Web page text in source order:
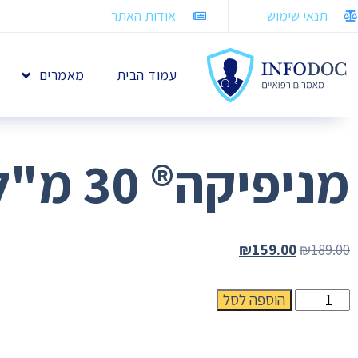
תנאי שימוש אודות האתר
עמוד הבית מאמרים
מניפיקה® 30 מ"ל
₪189.00
₪159.00
הוספה לסל